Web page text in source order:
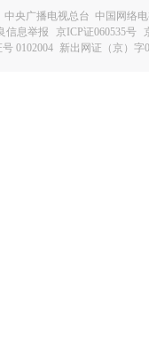
中央广播电视总台 中国网络
信息举报
京ICP证060535号
0102004 新出网证（京）